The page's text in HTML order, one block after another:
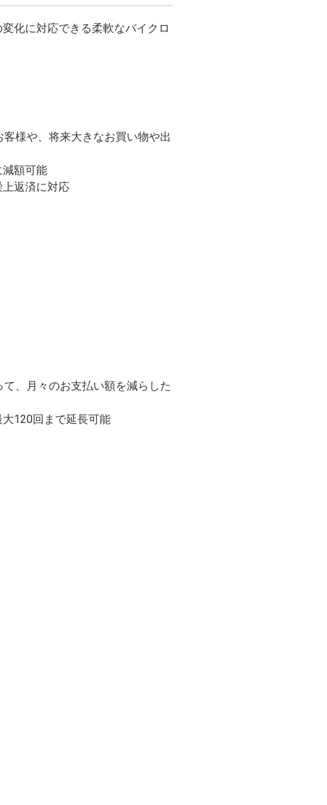
化に対応できる柔軟なバイクロ
様や、将来大きなお買い物や出
額可能
返済に対応
、月々のお支払い額を減らした
120回まで延長可能